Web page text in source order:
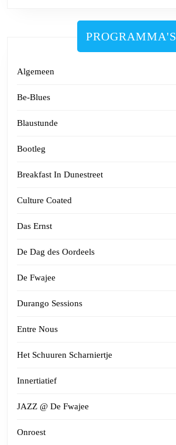
PROGRAMMA'S
Algemeen
Be-Blues
Blaustunde
Bootleg
Breakfast In Dunestreet
Culture Coated
Das Ernst
De Dag des Oordeels
De Fwajee
Durango Sessions
Entre Nous
Het Schuuren Scharniertje
Innertiatief
JAZZ @ De Fwajee
Onroest